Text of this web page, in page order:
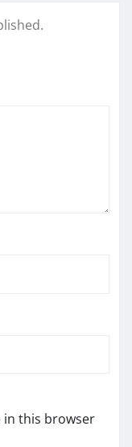
in this browser